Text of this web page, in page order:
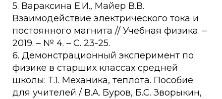
5. Вараксина Е.И., Майер В.В.
Взаимодействие электрического тока и
постоянного магнита // Учебная физика. –
2019. – № 4. – С. 23-25.
6. Демонстрационный эксперимент по
физике в старших классах средней
школы: Т.1. Механика, теплота. Пособие
для учителей / В.А. Буров, Б.С. Зворыкин,